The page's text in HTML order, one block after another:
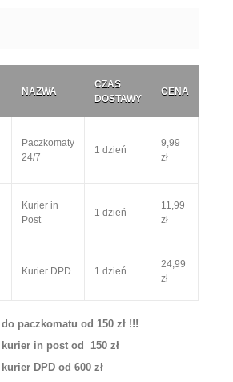
NAZWA
CZAS
DOSTAWY
CENA
Paczkomaty
24/7
1 dzień
9,99
zł
Kurier in
Post
1 dzień
11,99
zł
Kurier DPD 1 dzień
24,99
zł
paczkomatu od 150 zł !!!
kurier in post od 150 zł
DPD od 600 zł